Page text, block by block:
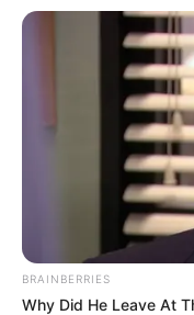
BRAINBERRIES
Why Did He Leave At